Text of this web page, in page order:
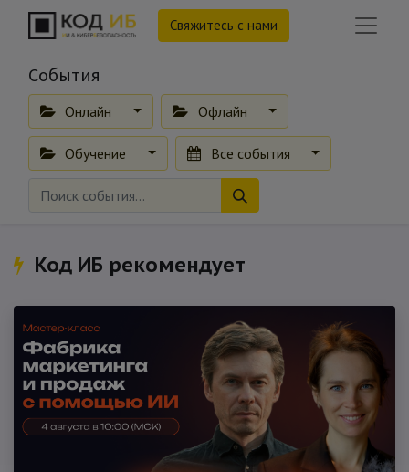
Свяжитесь с нами
События
Онлайн Офлайн
Обучение Все события
Код ИБ рекомендует